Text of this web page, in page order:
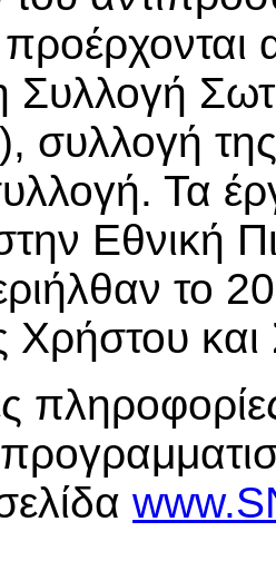
Συλλογή
συλλογή
Τα
Εθνική
το
Χρήστου